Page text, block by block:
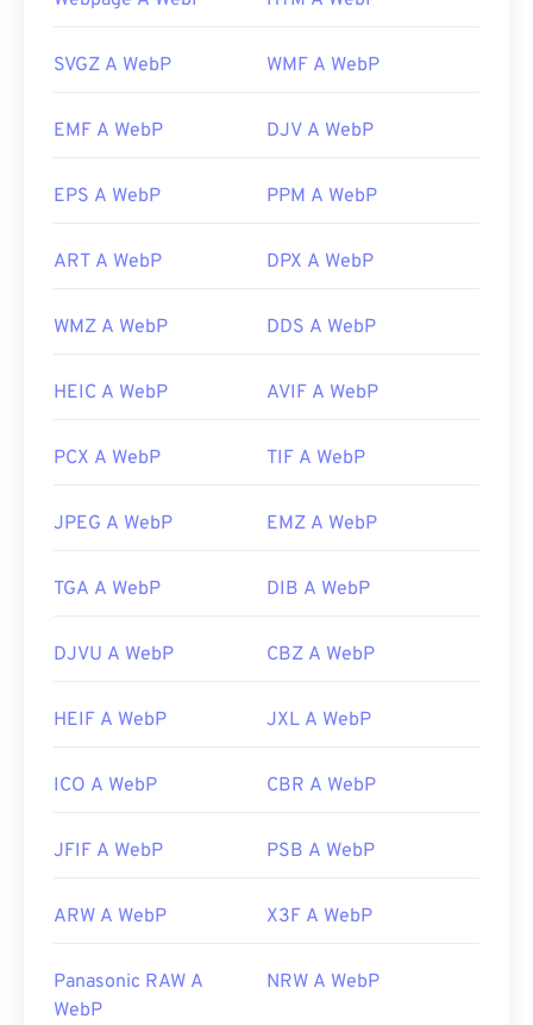
. Oltre a Chrome, tutti gli altri browser web
PaintShop Pro
. Prima di utilizzareIrfanView
assicurati di installare i plugin per l'apertura di
Sviluppato da:
Articolo di Google Developer sulla compressione
Strumenti WebP correlati:
colori dalle immagini WebP
SVGZ A WebP WMF A WebP
EMF A WebP DJV A WebP
EPS A WebP PPM A WebP
ART A WebP DPX A WebP
WMZ A WebP DDS A WebP
HEIC A WebP AVIF A WebP
PCX A WebP TIF A WebP
JPEG A WebP EMZ A WebP
TGA A WebP DIB A WebP
DJVU A WebP CBZ A WebP
HEIF A WebP JXL A WebP
ICO A WebP CBR A WebP
JFIF A WebP PSB A WebP
ARW A WebP X3F A WebP
Panasonic RAW A
WebP
NRW A WebP